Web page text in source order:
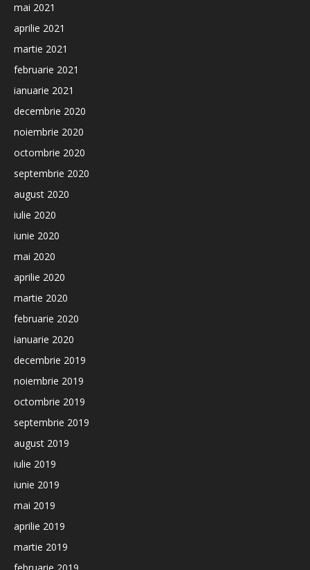
mai 2021
aprilie 2021
martie 2021
februarie 2021
ianuarie 2021
decembrie 2020
noiembrie 2020
octombrie 2020
septembrie 2020
august 2020
iulie 2020
iunie 2020
mai 2020
aprilie 2020
martie 2020
februarie 2020
ianuarie 2020
decembrie 2019
noiembrie 2019
octombrie 2019
septembrie 2019
august 2019
iulie 2019
iunie 2019
mai 2019
aprilie 2019
martie 2019